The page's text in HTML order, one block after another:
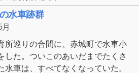
水車跡群
所巡りの合間に、赤城町で水車小
した。ついこのあいだまでたくさ
水車は、すべてなくなっていた。